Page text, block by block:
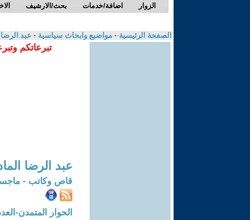
بحث/الارشيف اضافة/خدمات الزوار
الصفحة الرئيسية - مواضيع وابحاث سياسية - عبد
تبرعاتكم
عبد الرضا
قاص وكاتب -
الحوار المتمدن-العدد: 6658 - 2020 / 8 / 26 -